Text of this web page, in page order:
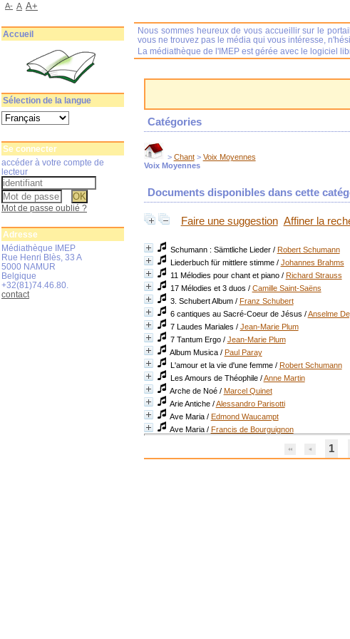
Catégories
> Chant> Voix Moyennes
Voix Moyennes
Documents disponibles dans cette
Faire une suggestion Affiner la
Schumann : Sämtliche Lieder/ Robert Schumann
Liederbuch für mittlere stimme/ Johannes Brahms
11 Mélodies pour chant et piano/ Richard Strauss
17 Mélodies et 3 duos / Camille Saint-Saëns
3. Schubert Album/ Franz Schubert
6 cantiques au Sacré-Coeur de Jésus /Anselme
7 Laudes Mariales / Jean-Marie Plum
7 Tantum Ergo/ Jean-Marie Plum
Album Musica/ Paul Paray
L'amour et la vie d'une femme/ Robert Schumann
Les Amours de Théophile/Anne Martin
Arche de Noé/ Marcel Quinet
Arie Antiche/Alessandro Parisotti
Ave Maria/ Edmond Waucampt
Ave Maria/ Francis de Bourguignon
1
Nous sommes heureux de vous accueillir sur le
vous ne trouvez pas le média qui vous intéresse,
La médiathèque de l'IMEP est gérée avec le logiciel
A- A A+
Accueil
Sélection de la langue
Se connecter
accéder à votre compte de
lecteur
Mot de passe oublié ?
Adresse
Médiathèque IMEP
Rue Henri Blès, 33 A
5000 NAMUR
Belgique
+32(81)74.46.80.
contact